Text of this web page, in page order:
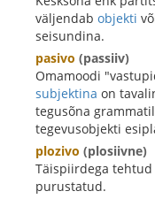
väljendab objekti
seisundina.
pasivo (passiiv)
Omamoodi
subjektina on
tegusõna
tegevusobjekti
plozivo (plosiivne)
Täispiirdega tehtud
purustatud.